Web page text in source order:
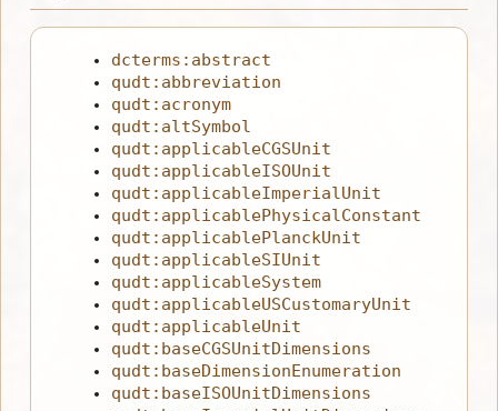
dcterms:abstract
qudt:abbreviation
qudt:acronym
qudt:altSymbol
qudt:applicableCGSUnit
qudt:applicableISOUnit
qudt:applicableImperialUnit
qudt:applicablePhysicalConstant
qudt:applicablePlanckUnit
qudt:applicableSIUnit
qudt:applicableSystem
qudt:applicableUSCustomaryUnit
qudt:applicableUnit
qudt:baseCGSUnitDimensions
qudt:baseDimensionEnumeration
qudt:baseISOUnitDimensions